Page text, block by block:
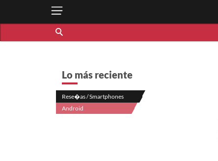
Lo más reciente
Rese�as / Smartphones
Android